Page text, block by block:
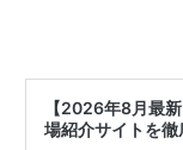
【2026年8月最
場紹介サイトを徹